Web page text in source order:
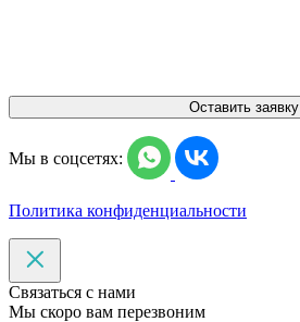
Оставить заявку
Мы в соцсетях:
Политика конфиденциальности
Связаться с нами
Мы скоро вам перезвоним